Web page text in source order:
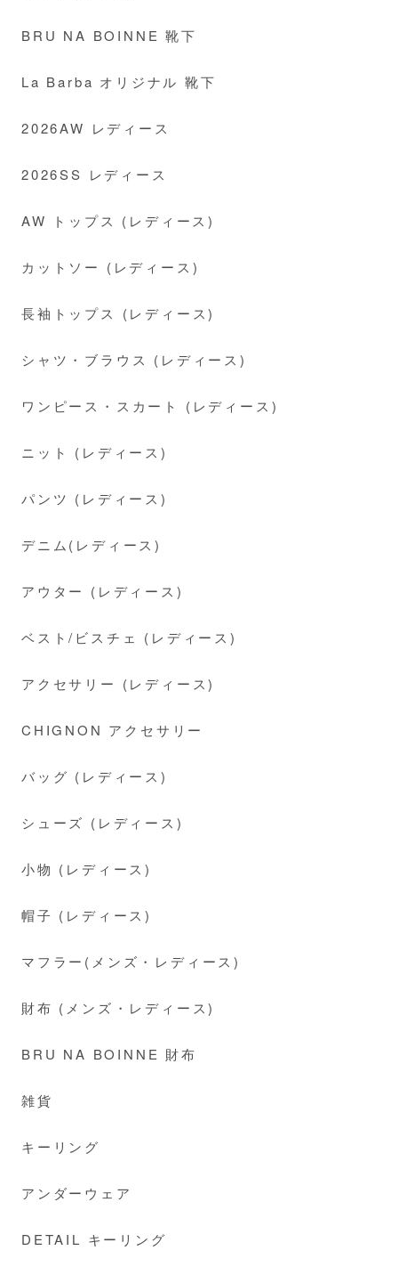
BRU NA BOINNE 靴下
La Barba オリジナル 靴下
2026AW レディース
2026SS レディース
AW トップス (レディース)
カットソー (レディース)
長袖トップス (レディース)
シャツ・ブラウス (レディース)
ワンピース・スカート (レディース)
ニット (レディース)
パンツ (レディース)
デニム(レディース)
アウター (レディース)
ベスト/ビスチェ (レディース)
アクセサリー (レディース)
CHIGNON アクセサリー
バッグ (レディース)
シューズ (レディース)
小物 (レディース)
帽子 (レディース)
マフラー(メンズ・レディース)
財布 (メンズ・レディース)
BRU NA BOINNE 財布
雑貨
キーリング
アンダーウェア
DETAIL キーリング